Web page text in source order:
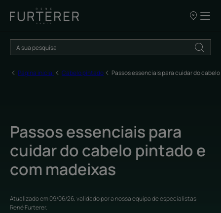
OS
DE
VENDA
Página inicial Cabelo pintado Passos essenciais para cuidar do
Passos essenciais para
cuidar do cabelo pintado e
com madeixas
Atualizado em09/06/26, validado pora nossa equipa de especialistas
René Furterer.